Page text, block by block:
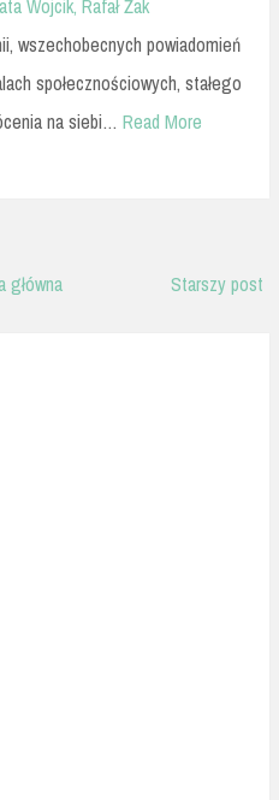
Wojcik, Rafał Żak
wszechobecnych powiadomień
społecznościowych, stałego
na siebi… Read More
Starszy post
główna